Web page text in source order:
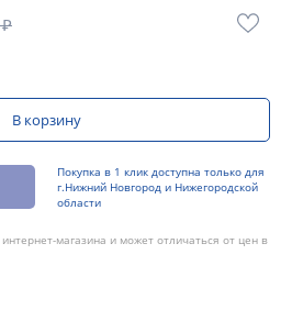
В корзину
Покупка в 1 клик доступна только для
г.Нижний Новгород и Нижегородской
области
магазина и может отличаться от цен в